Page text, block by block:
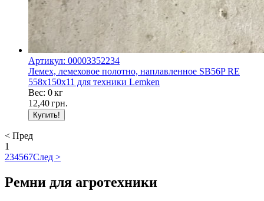
Артикул: 00003352234
Лемех, лемеховое полотно, наплавленное SB56P RE
558x150x11 для техники Lemken
Вес: 0 кг
12,40грн.
< Пред
1
234567След >
Ремни для агротехники